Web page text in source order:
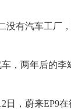
没有汽车工厂
，两年后的李
日，蔚来EP9